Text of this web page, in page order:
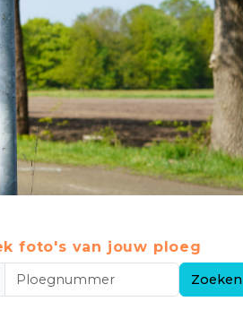
foto's van jouw ploeg
Zoeken